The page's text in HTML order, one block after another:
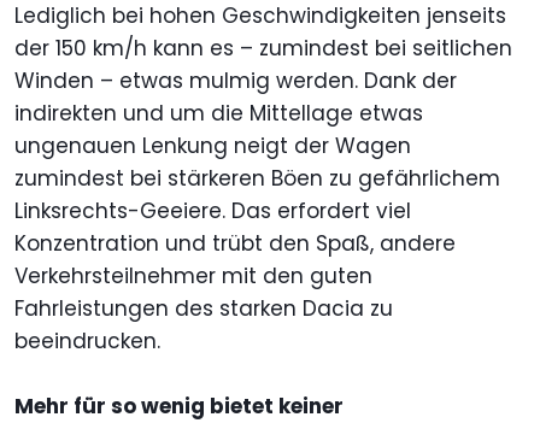
Lediglich bei hohen Geschwindigkeiten jenseits
der 150 km/h kann es – zumindest bei seitlichen
Winden – etwas mulmig werden. Dank der
indirekten und um die Mittellage etwas
ungenauen Lenkung neigt der Wagen
zumindest bei stärkeren Böen zu gefährlichem
Linksrechts-Geeiere. Das erfordert viel
Konzentration und trübt den Spaß, andere
Verkehrsteilnehmer mit den guten
Fahrleistungen des starken Dacia zu
beeindrucken.
Mehr für so wenig bietet keiner